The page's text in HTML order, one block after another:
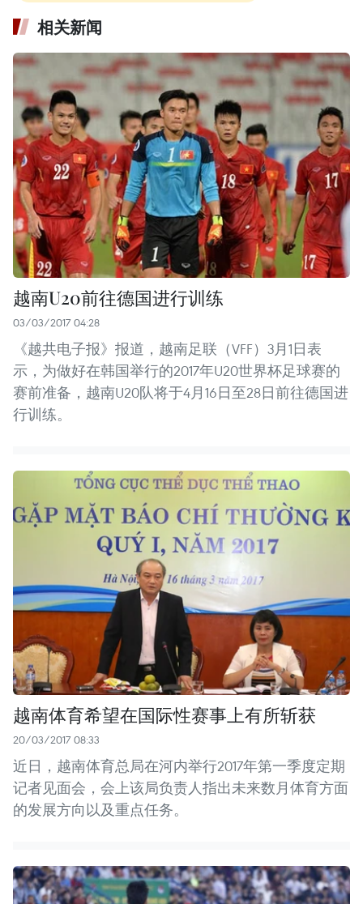
相关新闻
越南U20前往德国进行训练
03/03/2017 04:28
《越共电子报》报道，越南足联（VFF）3月1日表
示，为做好在韩国举行的2017年U20世界杯足球赛的
赛前准备，越南U20队将于4月16日至28日前往德国进
行训练。
越南体育希望在国际性赛事上有所斩获
20/03/2017 08:33
近日，越南体育总局在河内举行2017年第一季度定期
记者见面会，会上该局负责人指出未来数月体育方面
的发展方向以及重点任务。